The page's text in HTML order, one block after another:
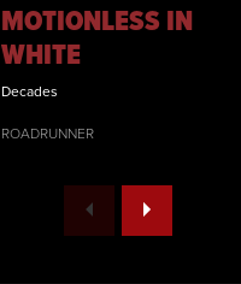
MOTIONLESS IN
WHITE
Decades
ROADRUNNER